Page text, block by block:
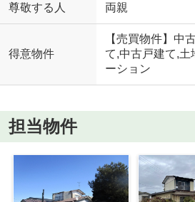
尊敬する人 両親
得意物件
【売買物件】中
て,中古戸建て,土
ーション
担当物件